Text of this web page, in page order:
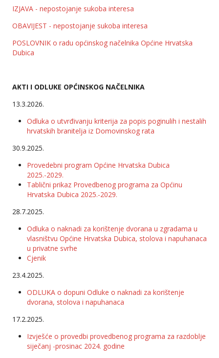
IZJAVA - nepostojanje sukoba interesa
OBAVIJEST - nepostojanje sukoba interesa
POSLOVNIK o radu općinskog načelnika Općine Hrvatska
Dubica
AKTI I ODLUKE OPĆINSKOG NAČELNIKA
13.3.2026.
Odluka o utvrđivanju kriterija za popis poginulih i nestalih
hrvatskih branitelja iz Domovinskog rata
30.9.2025.
Provedebni program Općine Hrvatska Dubica
2025.-2029.
Tablični prikaz Provedbenog programa za Općinu
Hrvatska Dubica 2025.-2029.
28.7.2025.
Odluka o naknadi za korištenje dvorana u zgradama u
vlasništvu Općine Hrvatska Dubica, stolova i napuhanaca
u privatne svrhe
Cjenik
23.4.2025.
ODLUKA o dopuni Odluke o naknadi za korištenje
dvorana, stolova i napuhanaca
17.2.2025.
Izvješće o provedbi provedbenog programa za razdoblje
siječanj -prosinac 2024. godine